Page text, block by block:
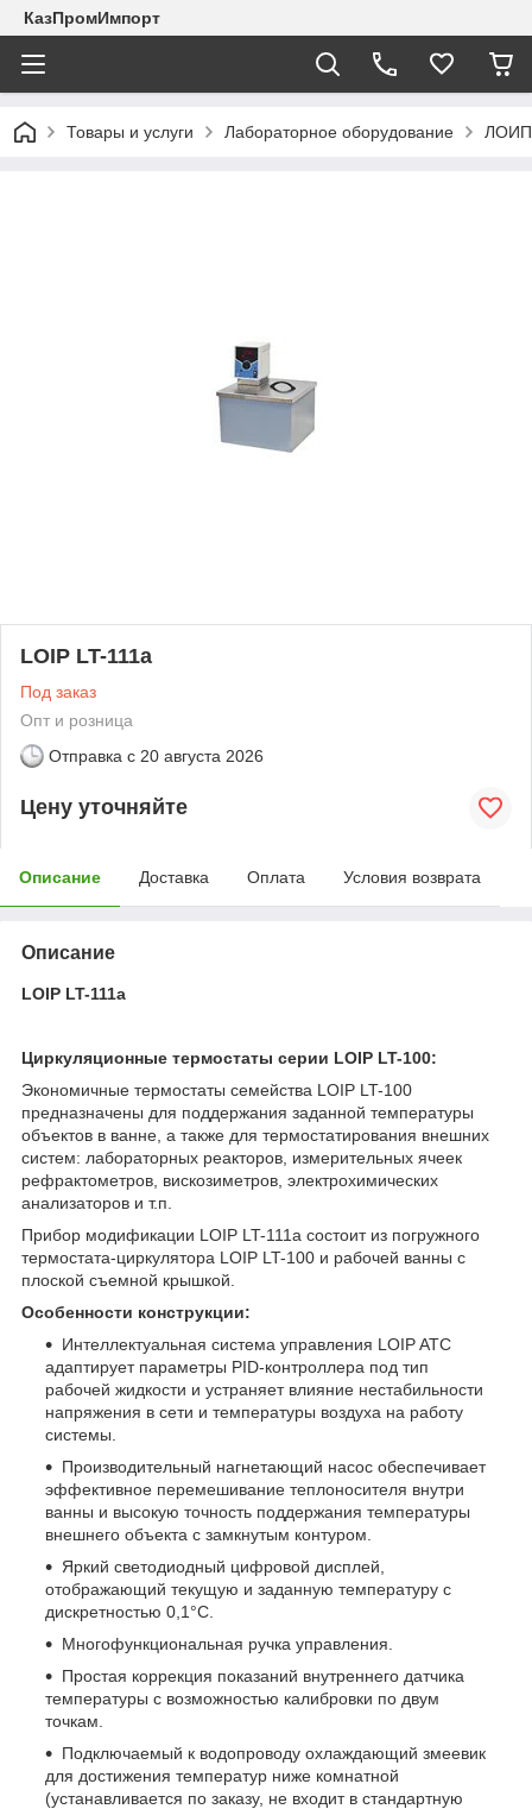
КазПромИмпорт
Товары и услуги Лабораторное оборудование ЛОИП
LOIP LT-111a
Под заказ
Опт и розница
Отправка с 20 августа 2026
Цену уточняйте
Описание Доставка Оплата Условия возврата
Описание
LOIP LT-111a
Циркуляционные термостаты серии LOIP LT-100:
Экономичные термостаты семейства LOIP LT-100
предназначены для поддержания заданной температуры
объектов в ванне, а также для термостатирования внешних
систем: лабораторных реакторов, измерительных ячеек
рефрактометров, вискозиметров, электрохимических
анализаторов и т.п.
Прибор модификации LOIP LT-111a состоит из погружного
термостата-циркулятора LOIP LT-100 и рабочей ванны с
плоской съемной крышкой.
Особенности конструкции:
Интеллектуальная система управления LOIP ATC
адаптирует параметры PID-контроллера под тип
рабочей жидкости и устраняет влияние нестабильности
напряжения в сети и температуры воздуха на работу
системы.
Производительный нагнетающий насос обеспечивает
эффективное перемешивание теплоносителя внутри
ванны и высокую точность поддержания температуры
внешнего объекта с замкнутым контуром.
Яркий светодиодный цифровой дисплей,
отображающий текущую и заданную температуру с
дискретностью 0,1°С.
Многофункциональная ручка управления.
Простая коррекция показаний внутреннего датчика
температуры с возможностью калибровки по двум
точкам.
Подключаемый к водопроводу охлаждающий змеевик
для достижения температур ниже комнатной
(устанавливается по заказу, не входит в стандартную